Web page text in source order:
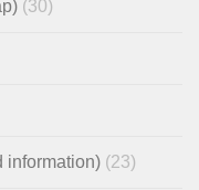
(30)
information) (23)